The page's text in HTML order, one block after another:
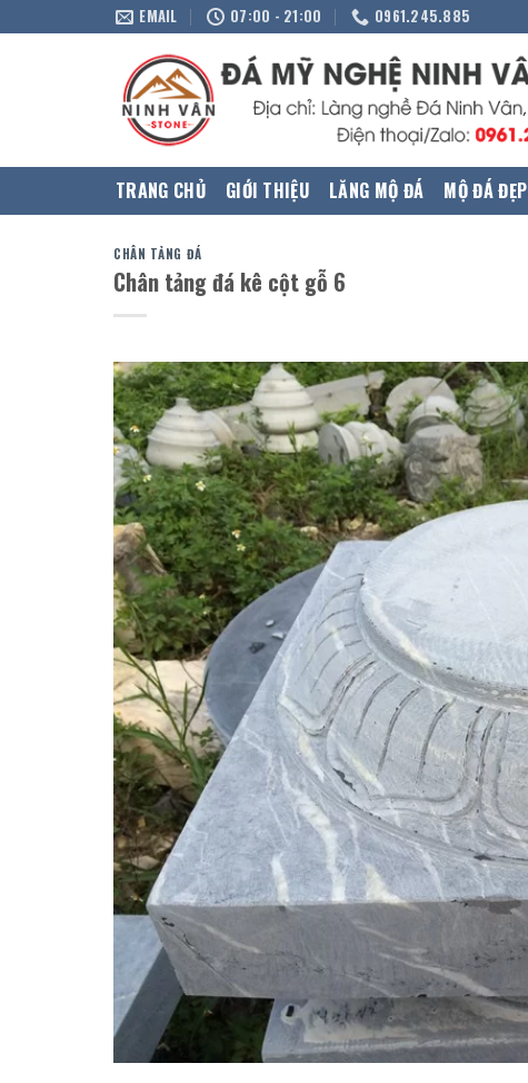
EMAIL 07:00 - 21:00 0961.245.885
TRANG CHỦ GIỚI THIỆU LĂNG MỘ ĐÁ MỘ ĐÁ ĐẸP
CHÂN TẢNG ĐÁ
Chân tảng đá kê cột gỗ 6